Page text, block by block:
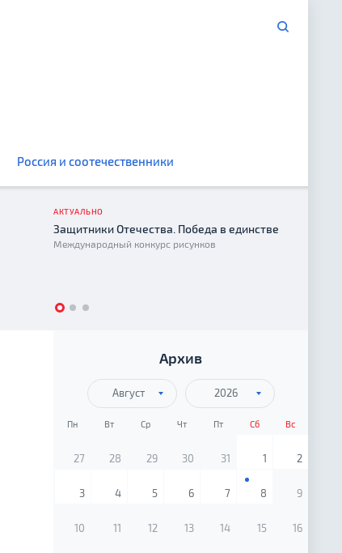
Россия и соотечественники
АКТУАЛЬНО
Защитники Отечества. Победа в единстве
Международный конкурс рисунков
Архив
Август 2026
Пн Вт Ср Чт Пт Сб Вс
27 28 29 30 31 1 2
3 4 5 6 7 8 9
10 11 12 13 14 15 16